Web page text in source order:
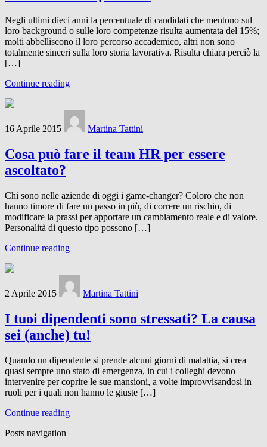
Negli ultimi dieci anni la percentuale di candidati che mentono sul
loro background o sulle loro competenze risulta aumentata del 15%;
molti abbelliscono il loro percorso accademico, altri non sono
totalmente sinceri sulla loro storia lavorativa. Risulta chiara perciò la
[…]
Continue reading
16 Aprile 2015 Martina Tattini
Cosa può fare il team HR per essere
ascoltato?
Chi sono nelle aziende di oggi i game-changer? Coloro che non
hanno timore di fare un passo in più, di correre un rischio, di
modificare la prassi per apportare un cambiamento reale e di valore.
Personalità di questo tipo possono […]
Continue reading
2 Aprile 2015 Martina Tattini
I tuoi dipendenti sono stressati? La causa
sei (anche) tu!
Quando un dipendente si prende alcuni giorni di malattia, si crea
quasi sempre uno stato di emergenza, in cui i colleghi devono
intervenire per coprire le sue mansioni, a volte improvvisandosi in
ruoli per i quali non hanno le giuste […]
Continue reading
Posts navigation